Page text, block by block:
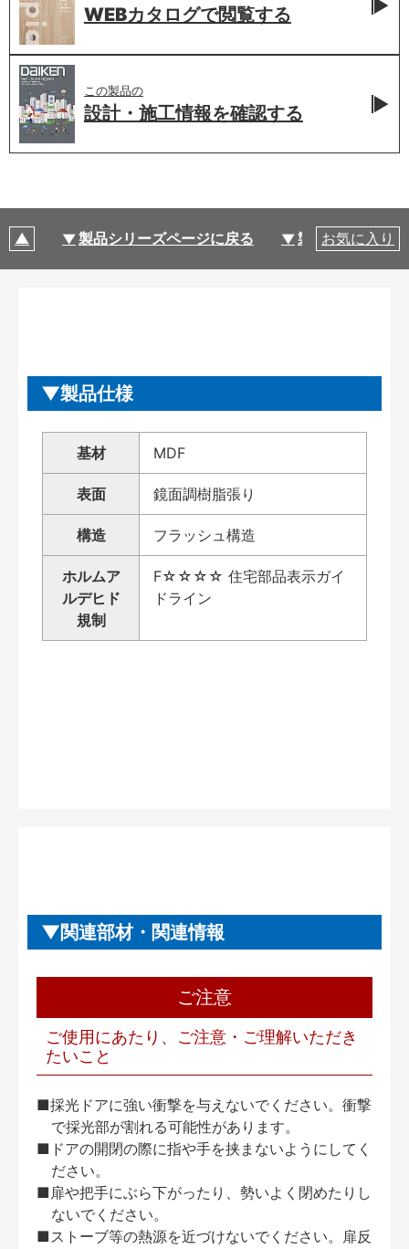
WEBカタログで閲覧する
この製品の
設計・施工情報を確認する
製品シリーズページに戻る 製品仕様
お気に入り
製品仕様
基材 MDF
表面 鏡面調樹脂張り
構造 フラッシュ構造
ホルムア
ルデヒド
規制
F☆☆☆☆ 住宅部品表示ガイ
ドライン
関連部材・関連情報
ご注意
ご使用にあたり、ご注意・ご理解いただき
たいこと
■採光ドアに強い衝撃を与えないでください。衝撃
で採光部が割れる可能性があります。
■ドアの開閉の際に指や手を挟まないようにしてく
ださい。
■扉や把手にぶら下がったり、勢いよく閉めたりし
ないでください。
■ストーブ等の熱源を近づけないでください。扉反